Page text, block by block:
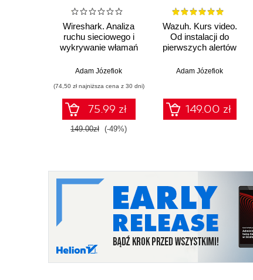
Wireshark. Analiza
ruchu sieciowego i
wykrywanie włamań
Adam Józefiok
(74,50 zł najniższa cena z 30 dni)
75.99 zł
149.00zł (-49%)
Wazuh. Kurs video.
Od instalacji do
pierwszych alertów
Adam Józefiok
149.00 zł